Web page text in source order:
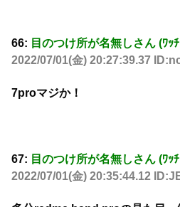
66: 目のつけ所が名無しさん (ﾜｯ
2022/07/01(金) 20:27:39.37
7proマジか！
67: 目のつけ所が名無しさん (ﾜｯ
2022/07/01(金) 20:35:44.12